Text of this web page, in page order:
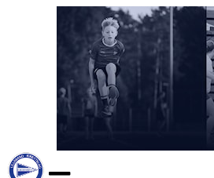
navigasjon